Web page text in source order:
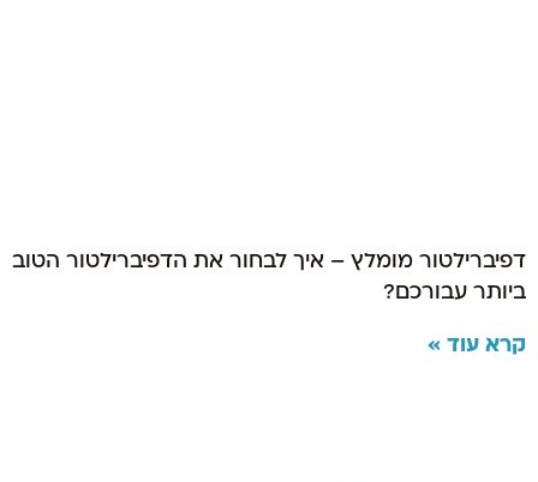
דפיברילטור מומלץ – איך לבחור את הדפיברילטור הטוב
ביותר עבורכם?
קרא עוד »